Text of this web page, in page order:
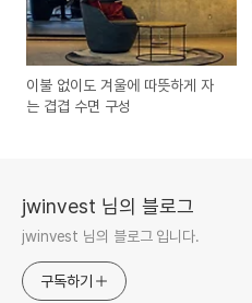
이불 없이도 겨울에 따뜻하게 자
는 겹겹 수면 구성
jwinvest 님의 블로그
jwinvest 님의 블로그 입니다.
구독하기